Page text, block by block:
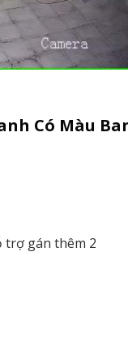
Có Màu
trợ gán thêm 2